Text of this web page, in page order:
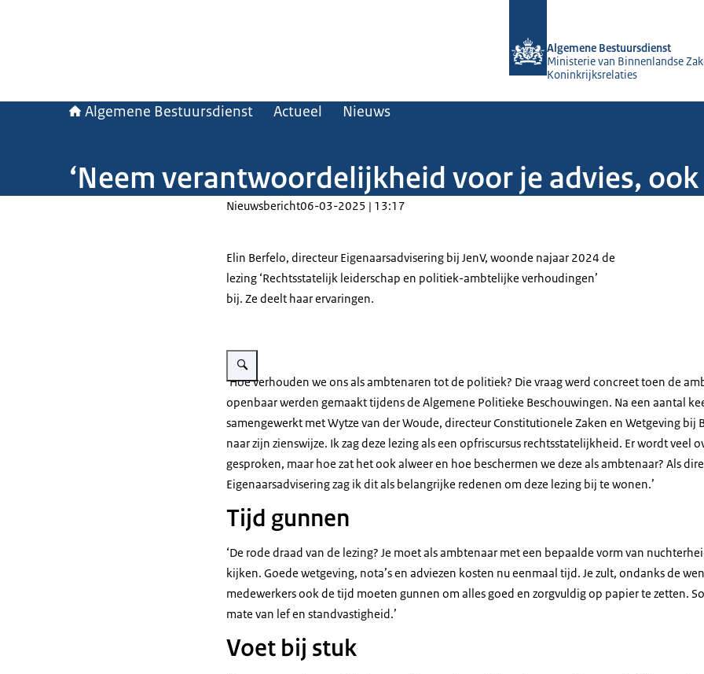
Algemene Bestuursdienst
Ministerie van Binnenlandse
Koninkrijksrelaties
Algemene Bestuursdienst Actueel Nieuws
‘Neem verantwoordelijkheid voor je advies, ook
Nieuwsbericht06-03-2025 | 13:17
Elin Berfelo, directeur Eigenaarsadvisering bij JenV, woonde najaar 2024 de
lezing ‘Rechtsstatelijk leiderschap en politiek-ambtelijke verhoudingen’
bij. Ze deelt haar ervaringen.
Vergroot afbeelding Elin Berfelo
‘Hoe verhouden we ons als ambtenaren tot de politiek? Die vraag werd concreet toen de
openbaar werden gemaakt tijdens de Algemene Politieke Beschouwingen. Na een aantal
samengewerkt met Wytze van der Woude, directeur Constitutionele Zaken en Wetgeving bij
naar zijn zienswijze. Ik zag deze lezing als een opfriscursus rechtsstatelijkheid. Er wordt veel
gesproken, maar hoe zat het ook alweer en hoe beschermen we deze als ambtenaar? Als
Eigenaarsadvisering zag ik dit als belangrijke redenen om deze lezing bij te wonen.’
Tijd gunnen
‘De rode draad van de lezing? Je moet als ambtenaar met een bepaalde vorm van
kijken. Goede wetgeving, nota’s en adviezen kosten nu eenmaal tijd. Je zult, ondanks de
medewerkers ook de tijd moeten gunnen om alles goed en zorgvuldig op papier te zetten.
mate van lef en standvastigheid.’
Voet bij stuk